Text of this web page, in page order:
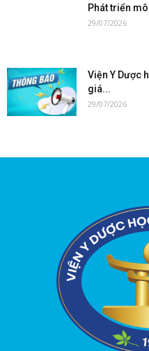
Phát triển
29/07/2026
Viện Y Dược
giá...
29/07/2026